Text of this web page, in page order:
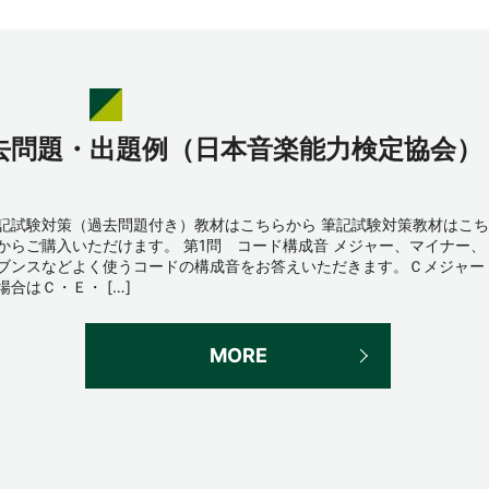
題・出題例（日本音楽能力検定協会）
試験対策（過去問題付き）教材はこちらから 筆記試験対策教材はこち
らご購入いただけます。 第1問 コード構成音 メジャー、マイナー、
ンスなどよく使うコードの構成音をお答えいただきます。Ｃメジャー
合はＣ・Ｅ・ […]
MORE